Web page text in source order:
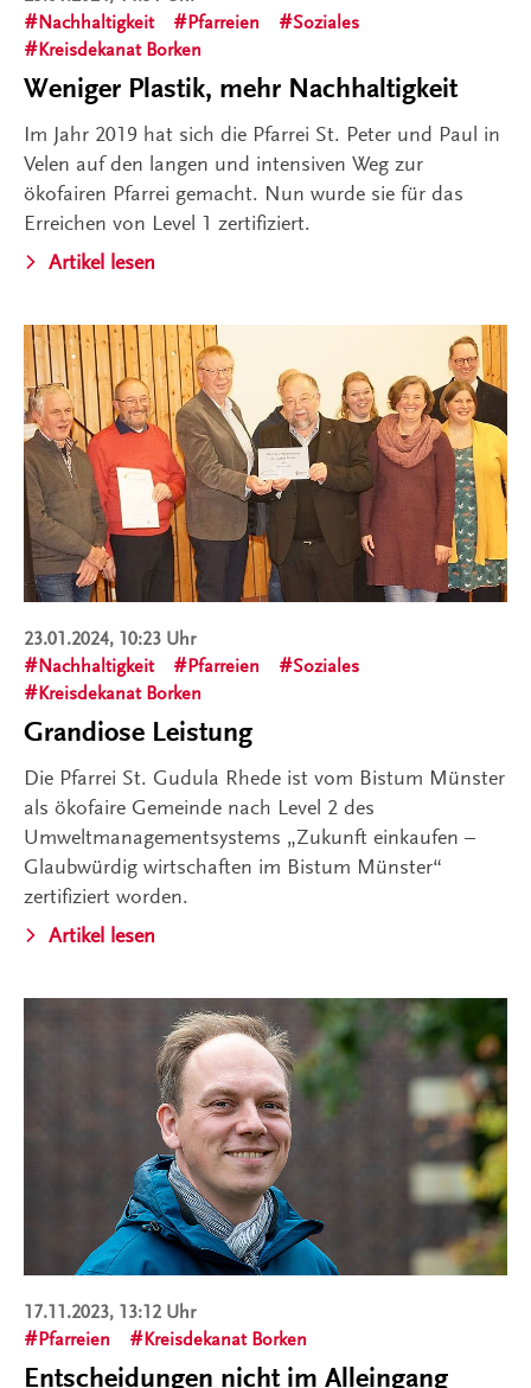
Nachhaltigkeit
Pfarreien
Soziales
Kreisdekanat Borken
Weniger Plastik, mehr Nachhaltigkeit
Im Jahr 2019 hat sich die Pfarrei St. Peter und Paul in
Velen auf den langen und intensiven Weg zur
ökofairen Pfarrei gemacht. Nun wurde sie für das
Erreichen von Level 1 zertifiziert.
Artikel lesen
23.01.2024, 10:23 Uhr
Nachhaltigkeit
Pfarreien
Soziales
Kreisdekanat Borken
Grandiose Leistung
Die Pfarrei St. Gudula Rhede ist vom Bistum Münster
als ökofaire Gemeinde nach Level 2 des
Umweltmanagementsystems „Zukunft einkaufen –
Glaubwürdig wirtschaften im Bistum Münster“
zertifiziert worden.
Artikel lesen
17.11.2023, 13:12 Uhr
Pfarreien
Kreisdekanat Borken
Entscheidungen nicht im Alleingang